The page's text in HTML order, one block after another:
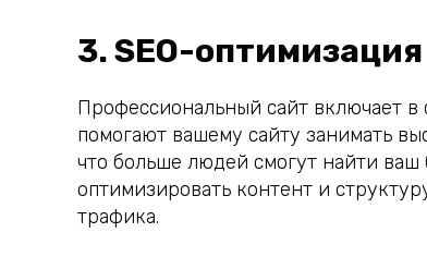
3. SEO-оптимизация
Профессиональный сайт включает
помогают вашему сайту занимать
что больше людей смогут найти ваш
оптимизировать контент и
трафика.